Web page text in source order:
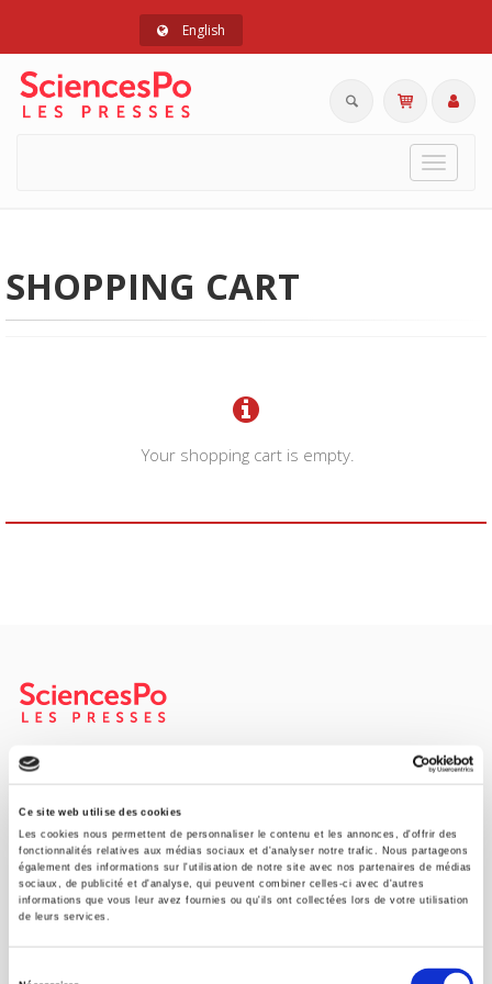
Ce site web utilise des cookies
Les cookies nous permettent de personnaliser le contenu et les annonces, d'offrir des
fonctionnalités relatives aux médias sociaux et d'analyser notre trafic. Nous partageons
également des informations sur l'utilisation de notre site avec nos partenaires de médias
sociaux, de publicité et d'analyse, qui peuvent combiner celles-ci avec d'autres
informations que vous leur avez fournies ou qu'ils ont collectées lors de votre utilisation
de leurs services.
English
Toggle
SHOPPING CART
Your shopping cart is empty.
SCIENCES PO UNIVERSITY PRESS has a threefold role: to publish
original research, to edit reference works for student use, and to
help public and political debate.
CONTACTS
FOREIGN RIGHTS
FOR BOOKSHOPS